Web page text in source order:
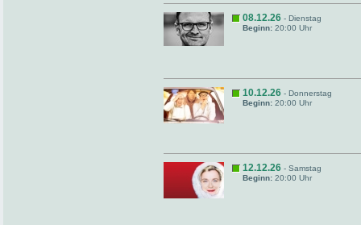
08.12.26 - Dienstag
Beginn: 20:00 Uhr
10.12.26 - Donnerstag
Beginn: 20:00 Uhr
12.12.26 - Samstag
Beginn: 20:00 Uhr